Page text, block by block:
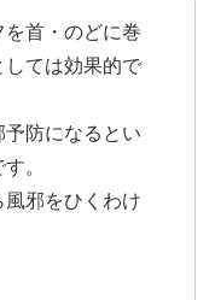
首・のどに巻
しては効果的で
防になるとい
。
邪をひくわけ